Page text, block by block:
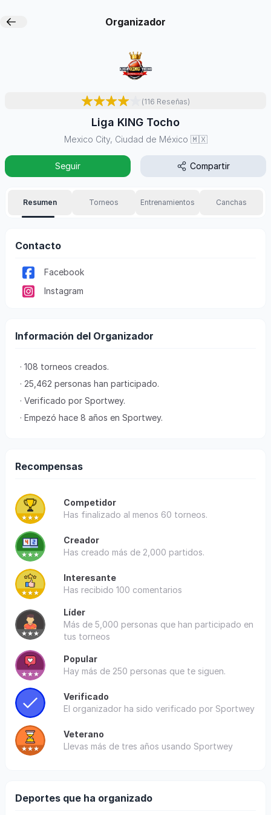
Organizador
(116 Reseñas)
Liga KING Tocho
Mexico City, Ciudad de México 🇲🇽
Seguir Compartir
Resumen Torneos Entrenamientos Canchas
Contacto
Facebook
Instagram
Información del Organizador
· 108 torneos creados.
· 25,462 personas han participado.
· Verificado por Sportwey.
· Empezó hace 8 años en Sportwey.
Recompensas
Competidor
Has finalizado al menos 60 torneos.
Creador
Has creado más de 2,000 partidos.
Interesante
Has recibido 100 comentarios
Líder
Más de 5,000 personas que han participado en
tus torneos
Popular
Hay más de 250 personas que te siguen.
Verificado
El organizador ha sido verificado por Sportwey
Veterano
Llevas más de tres años usando Sportwey
Deportes que ha organizado